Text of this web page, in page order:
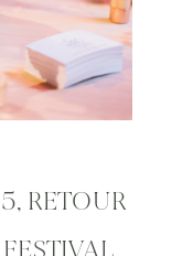
RETOUR